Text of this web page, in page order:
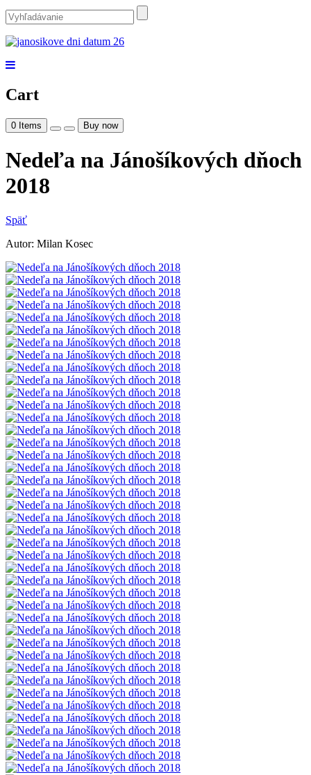
Cart
0 Items Buy now
Nedeľa na Jánošíkových dňoch
2018
Späť
Autor: Milan Kosec